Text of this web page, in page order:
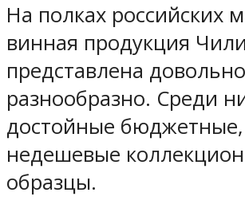
На полках российских
винная продукция Чили
представлена довольно
разнообразно. Среди
достойные
недешевые
образцы.